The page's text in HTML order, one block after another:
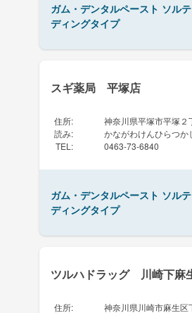
ガム・デンタルペースト ソル
ディングタイプ
スギ薬局 平塚店
住所:
神奈川県平塚市平塚２
読み:
かながわけんひらつか
TEL : 0463-73-6840
ガム・デンタルペースト ソル
ディングタイプ
ツルハドラッグ 川崎下麻
住所:
神奈川県川崎市麻生区